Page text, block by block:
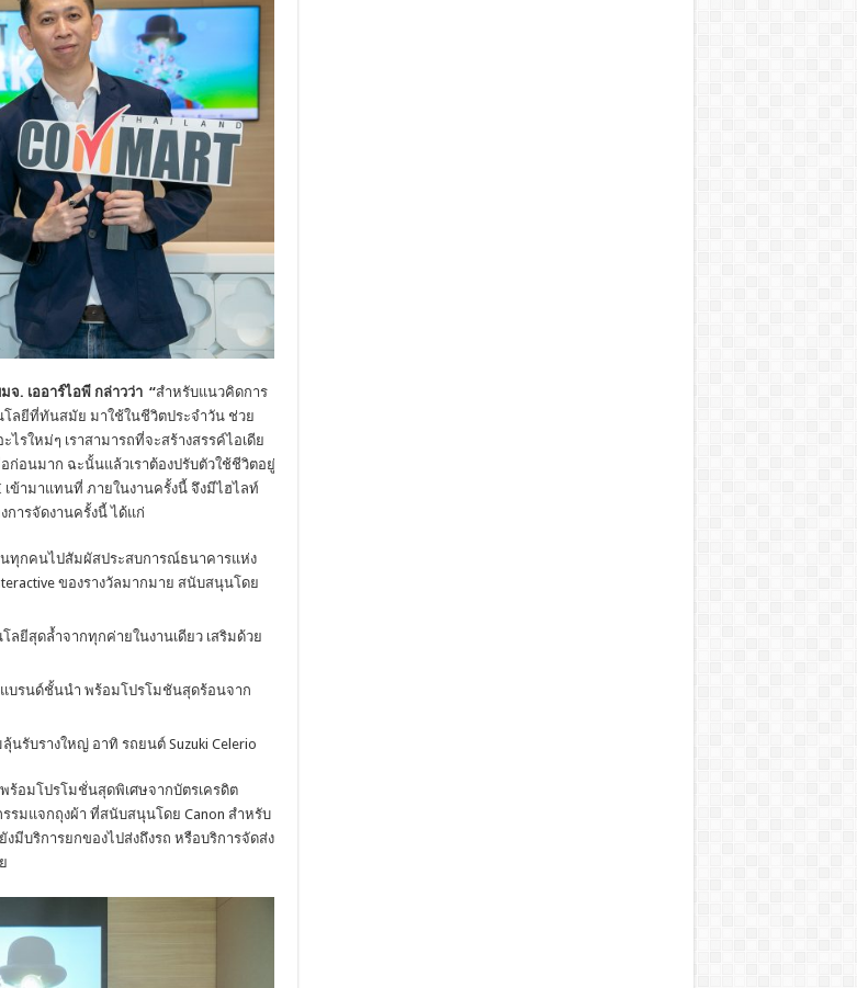
จ. เออาร์ไอพี กล่าวว่า “สำหรับแนวคิดการ
นโลยีที่ทันสมัย มาใช้ในชีวิตประจำวัน ช่วย
ไรใหม่ๆ เราสามารถที่จะสร้างสรรค์ไอเดีย
อก่อนมาก ฉะนั้นแล้วเราต้องปรับตัวใช้ชีวิตอยู่
ข้ามาแทนที่ ภายในงานครั้งนี้ จึงมีไฮไลท์
การจัดงานครั้งนี้ ได้แก่
นทุกคนไปสัมผัสประสบการณ์ธนาคารแห่ง
ของรางวัลมากมาย สนับสนุนโดย
ลยีสุดล้ำจากทุกค่ายในงานเดียว เสริมด้วย
บรนด์ชั้นนำ พร้อมโปรโมชันสุดร้อนจาก
รับรางใหญ่ อาทิ รถยนต์ Suzuki Celerio
อมโปรโมชั่นสุดพิเศษจากบัตรเครดิต
รรมแจกถุงผ้า ที่สนับสนุนโดย Canon สำหรับ
บริการยกของไปส่งถึงรถ หรือบริการจัดส่ง